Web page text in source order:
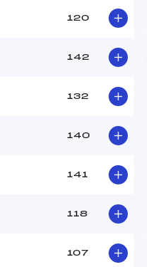
DE VILLENOISY JULIEN
SOUPLE
44
13H30
MONNIER LEONARD (SA)
DE VILLENOISY JULIEN
(SA)
120
142
132
140
141
118
107